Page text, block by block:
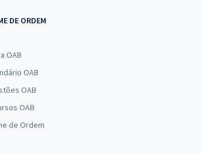
DE ORDEM
OAB
OAB
OAB
OAB
de Ordem